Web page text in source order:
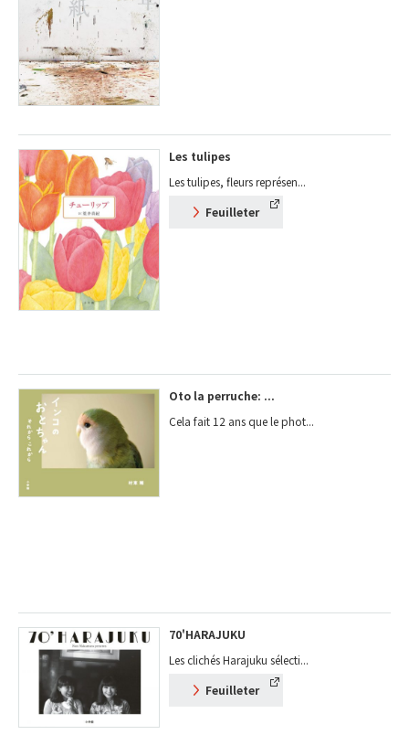
Les tulipes
Les tulipes, fleurs représen...
Feuilleter
Oto la perruche: ...
Cela fait 12 ans que le phot...
70'HARAJUKU
Les clichés Harajuku sélecti...
Feuilleter